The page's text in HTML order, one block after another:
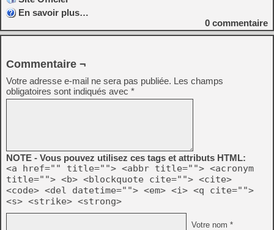
En savoir plus…
0 commentaire
Commentaire ¬
Votre adresse e-mail ne sera pas publiée. Les champs
obligatoires sont indiqués avec *
NOTE - Vous pouvez utilisez ces tags et attributs HTML:
<a href="" title=""> <abbr title=""> <acronym
title=""> <b> <blockquote cite=""> <cite>
<code> <del datetime=""> <em> <i> <q cite="">
<s> <strike> <strong>
Votre nom *